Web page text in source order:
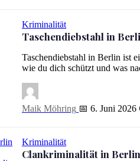
Hotspots und effektiver Schutz
Kriminalität
Taschendiebstahl in
Taschendiebstahl in Berlin ist
wie du dich schützt und was
Maik Möhring 📅 6. Juni 2026
Kriminalität
Clankriminalität in